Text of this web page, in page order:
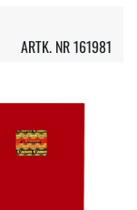
ARTK. NR 161981